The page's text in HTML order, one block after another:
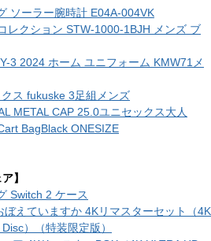
ソーラー腕時計 E04A-004VK
レクション STW-1000-1BJH メンズ ブ
3 2024 ホーム ユニフォーム KMW71メ
ス fukuske 3足組メンズ
METAL CAP 25.0ユニセックス大人
BagBlack ONESIZE
】
Switch 2 ケース
えていますか 4Kリマスターセット（4K
）（特装限定版）